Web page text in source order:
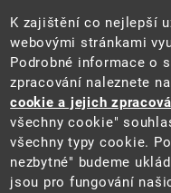
Pro média a veřejnost
Povinně zveřejňované
Kontakty
Přistupnost budovy úřadu
Web
Aktuality
Ochrana osobních údajů
Prohlášení o přístupnosti
Zásady používání cookies
K zajištění co nejlepší
webovými stránkami
Podrobné informace o
zpracování naleznete
cookie a jejich
všechny cookie"
všechny typy cookie.
nezbytné" budeme
jsou pro fungování